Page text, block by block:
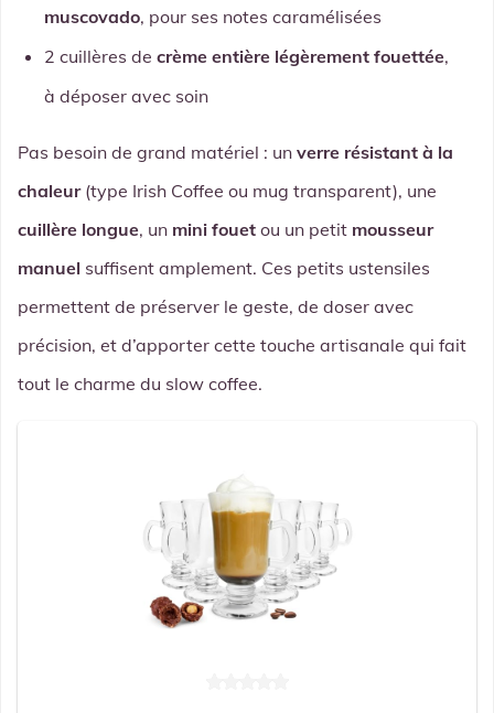
muscovado, pour ses notes caramélisées
2 cuillères de crème entière légèrement fouettée,
à déposer avec soin
Pas besoin de grand matériel : un verre résistant à la
chaleur(type Irish Coffee ou mug transparent), une
cuillère longue, un mini fouet ou un petit mousseur
manuel suffisent amplement. Ces petits ustensiles
permettent de préserver le geste, de doser avec
précision, et d’apporter cette touche artisanale qui fait
tout le charme du slow coffee.